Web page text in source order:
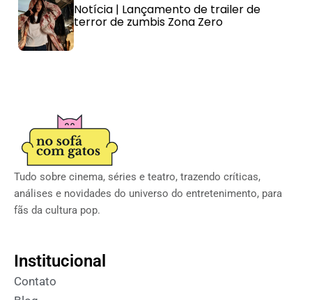
Notícia | Lançamento de trailer de
terror de zumbis Zona Zero
Tudo sobre cinema, séries e teatro, trazendo críticas,
análises e novidades do universo do entretenimento, para
fãs da cultura pop.
Institucional
Contato